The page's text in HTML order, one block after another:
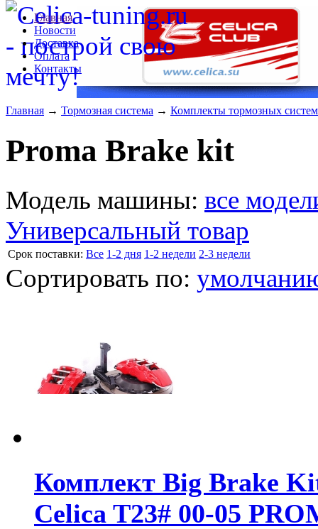
Главная
Новости
Доставка
Оплата
Контакты
Главная → Тормозная система → Комплекты тормозных систем
Proma Brake kit
Модель машины: все
Универсальный товар
Cрок поставки: Все 1-2 дня 1-2 недели 2-3 недели
Сортировать по:
Комплект Big Brake
Celica T23# 00-05